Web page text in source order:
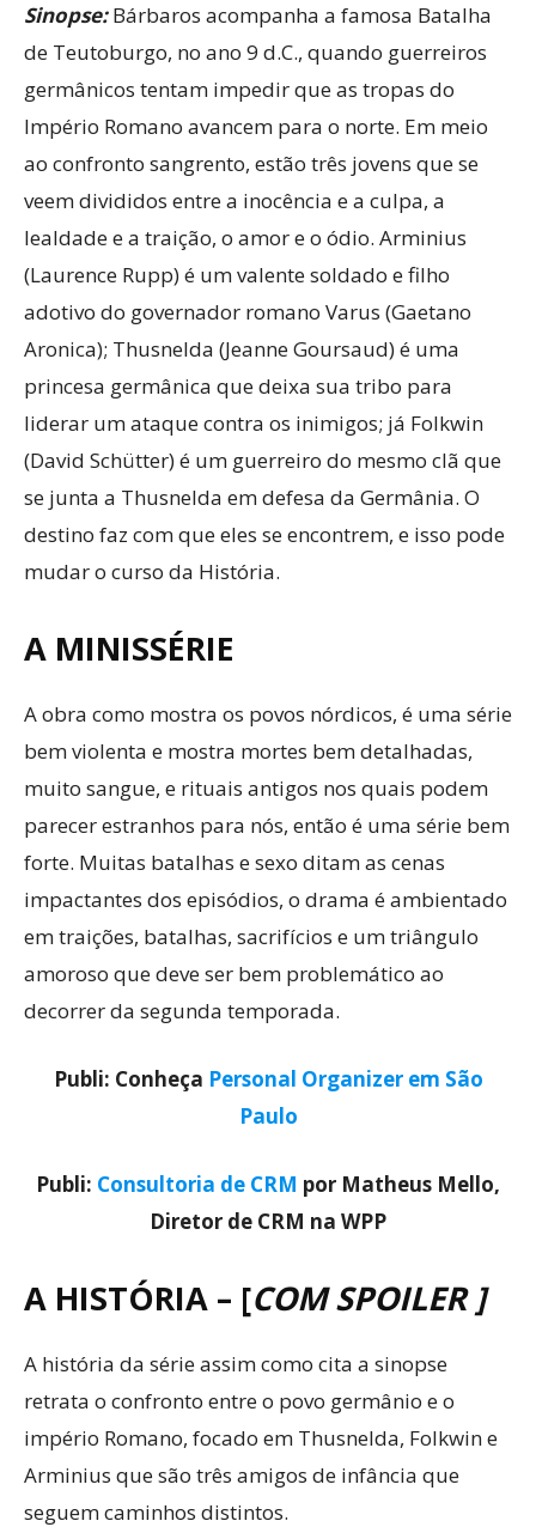
Sinopse:Bárbaros acompanha a famosa Batalha
de Teutoburgo, no ano 9 d.C., quando guerreiros
germânicos tentam impedir que as tropas do
Império Romano avancem para o norte. Em meio
ao confronto sangrento, estão três jovens que se
veem divididos entre a inocência e a culpa, a
lealdade e a traição, o amor e o ódio. Arminius
(Laurence Rupp) é um valente soldado e filho
adotivo do governador romano Varus (Gaetano
Aronica); Thusnelda (Jeanne Goursaud) é uma
princesa germânica que deixa sua tribo para
liderar um ataque contra os inimigos; já Folkwin
(David Schütter) é um guerreiro do mesmo clã que
se junta a Thusnelda em defesa da Germânia. O
destino faz com que eles se encontrem, e isso pode
mudar o curso da História.
A MINISSÉRIE
A obra como mostra os povos nórdicos, é uma série
bem violenta e mostra mortes bem detalhadas,
muito sangue, e rituais antigos nos quais podem
parecer estranhos para nós, então é uma série bem
forte. Muitas batalhas e sexo ditam as cenas
impactantes dos episódios, o drama é ambientado
em traições, batalhas, sacrifícios e um triângulo
amoroso que deve ser bem problemático ao
decorrer da segunda temporada.
Publi: Conheça Personal Organizer em São
Paulo
Publi: Consultoria de CRM por Matheus Mello,
Diretor de CRM na WPP
A HISTÓRIA – [COM SPOILER ]
A história da série assim como cita a sinopse
retrata o confronto entre o povo germânio e o
império Romano, focado em Thusnelda, Folkwin e
Arminius que são três amigos de infância que
seguem caminhos distintos.